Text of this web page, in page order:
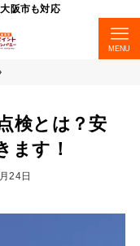
阪市も対応
MENU
検とは？安
ます！
24日